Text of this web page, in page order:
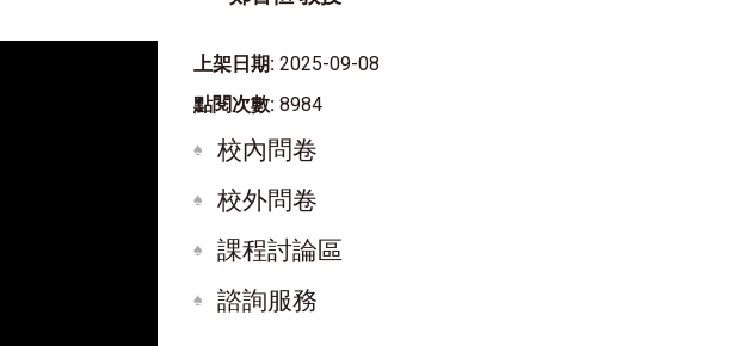
上架日期: 2025-09-08
點閱次數: 8984
校內問卷
校外問卷
課程討論區
諮詢服務